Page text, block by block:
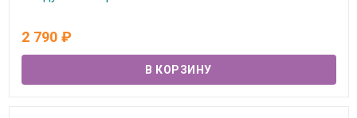
2 790 ₽